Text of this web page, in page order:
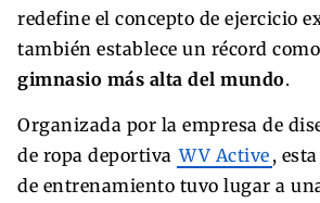
redefine el concepto de ejercicio
también establece un récord como
gimnasio más alta del mundo.
Organizada por la empresa de
de ropa deportiva WV Active ,
de entrenamiento tuvo lugar a